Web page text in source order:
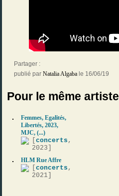
Partager :
publié par Natalia Algaba le 16/06/19
Pour le même artiste
Femmes, Egalités,
Libertés, 2023,
MJC, (...)
[concerts ,
2023]
HLM Rue Affre
[concerts ,
2021]